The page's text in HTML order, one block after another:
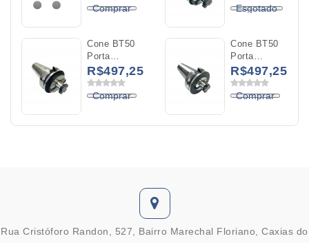
C/Refrigeracao
Comprar
L50MM
Esgotado
Cone BT50
Porta
Cabeçote
32MM
L50MM
R$497,25
Comprar
Cone BT50
Porta
Cabeçote
27MM
L40MM
R$497,25
Comprar
Rua Cristóforo Randon, 527, Bairro Marechal Floriano, Caxias do